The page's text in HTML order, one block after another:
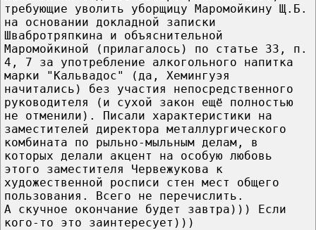
требующие уволить уборщицу Маромойкину Щ.Б.
на основании докладной записки
Швабротряпкина и объяснительной
Маромойкиной (прилагалось) по статье 33, п.
4, 7 за употребление алкогольного напитка
марки "Кальвадос" (да, Хемингуэя
начитались) без участия непосредственного
руководителя (и сухой закон ещё полностью
не отменили). Писали характеристики на
заместителей директора металлургического
комбината по рыльно-мыльным делам, в
которых делали акцент на особую любовь
этого заместителя Червежукова к
художественной росписи стен мест общего
пользования. Всего не перечислить.
А скучное окончание будет завтра))) Если
кого-то это заинтересует)))